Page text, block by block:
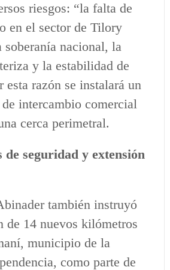
riesgos: “la falta de
en el sector de Tilory
soberanía nacional, la
y la estabilidad de
esta razón se instalará un
intercambio comercial
cerca perimetral.
de seguridad y extensión
también instruyó
de 14 nuevos kilómetros
municipio de la
como parte de